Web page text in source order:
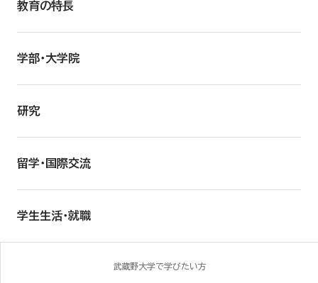
教育の特長
学部・大学院
研究
留学・国際交流
学生生活・就職
武蔵野大学で学びたい方